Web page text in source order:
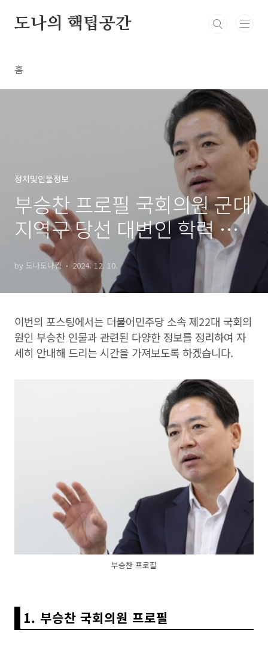
도나의 핵팁공간
홈
정치및인물정보
부승찬 프로필 국회의원 군대
지역구 당선 대변인 학력 고
향 재산
by 도나도나킴 2024. 12. 10.
이번의 포스팅에서는 더불어민주당 소속 제22대 국회의
원인 부승찬 인물과 관련된 다양한 정보를 정리하여 자
세히 안내해 드리는 시간을 가져보도록 하겠습니다.
부승찬 프로필
1. 부승찬 국회의원 프로필